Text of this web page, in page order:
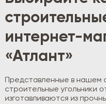
интернет-
«Атлант»
Представленные в нашем
строительные угольники
изготавливаются из